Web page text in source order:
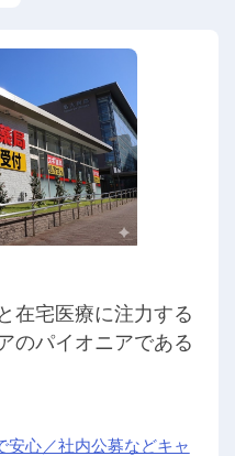
在宅医療に注力する
のパイオニアである
安心／社内公募などキャ